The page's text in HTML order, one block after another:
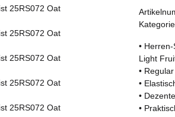
•
Light
•
•
•
•